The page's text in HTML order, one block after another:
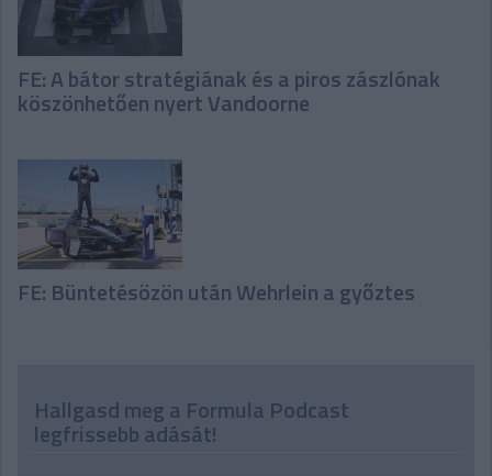
FE: A bátor stratégiának és a piros zászlónak
köszönhetően nyert Vandoorne
FE: Büntetésözön után Wehrlein a győztes
Hallgasd meg a Formula Podcast
legfrissebb adását!